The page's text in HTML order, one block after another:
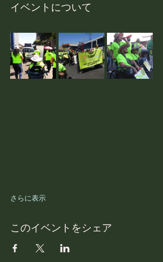
イベントについて
さらに表示
このイベントをシェア